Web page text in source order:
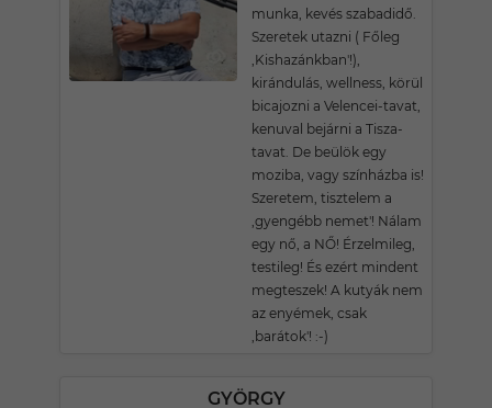
munka, kevés szabadidő.
Szeretek utazni ( Főleg
,Kishazánkban'!),
kirándulás, wellness, körül
bicajozni a Velencei-tavat,
kenuval bejárni a Tisza-
tavat. De beülök egy
moziba, vagy színházba is!
Szeretem, tisztelem a
,gyengébb nemet'! Nálam
egy nő, a NŐ! Érzelmileg,
testileg! És ezért mindent
megteszek! A kutyák nem
az enyémek, csak
,barátok'! :-)
GYÖRGY